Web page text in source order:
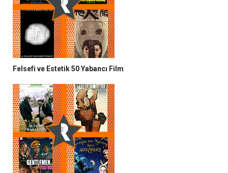
Felsefi ve Estetik 50 Yabancı Film